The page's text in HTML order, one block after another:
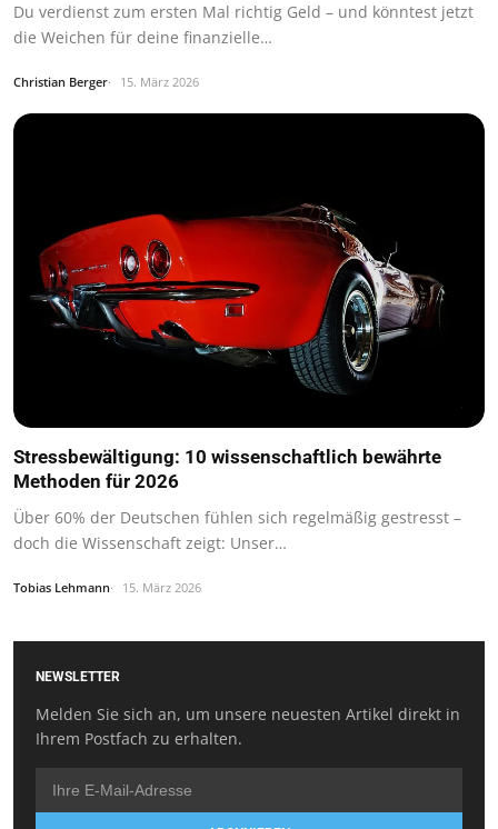
Du verdienst zum ersten Mal richtig Geld – und könntest jetzt
die Weichen für deine finanzielle…
Christian Berger 15. März 2026
Stressbewältigung: 10 wissenschaftlich bewährte
Methoden für 2026
Über 60% der Deutschen fühlen sich regelmäßig gestresst –
doch die Wissenschaft zeigt: Unser…
Tobias Lehmann 15. März 2026
NEWSLETTER
Melden Sie sich an, um unsere neuesten Artikel direkt in
Ihrem Postfach zu erhalten.